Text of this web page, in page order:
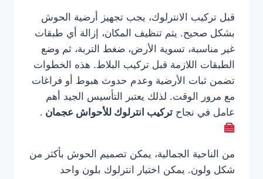
قبل تركيب الانترلوك، يجب تجهيز أرضية الحوش
بشكل صحيح. يتم تنظيف المكان، إزالة أي طبقات
غير مناسبة، تسوية الأرض، ضغط التربة، ثم وضع
الطبقات اللازمة قبل تركيب البلاط. هذه الخطوات
تضمن ثبات الأرضية وعدم حدوث هبوط أو فراغات
مع مرور الوقت. لذلك يعتبر التأسيس الجيد أهم
عامل في نجاح تركيب انترلوك للأحواش عجمان .
من الناحية الجمالية، يمكن تصميم الحوش بأكثر من
شكل ولون. يمكن اختيار انترلوك بلون واحد